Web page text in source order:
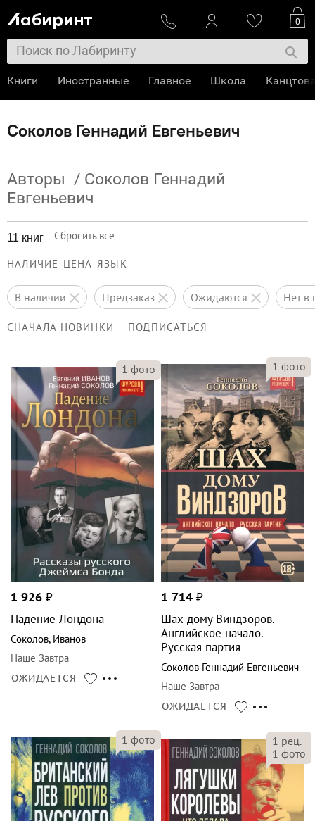
Соколов Геннадий Евгеньевич
Авторы / Соколов Геннадий
Евгеньевич
11 книг Сбросить все
НАЛИЧИЕ ЦЕНА ЯЗЫК
в наличии предзаказ ожидаются нет
СНАЧАЛА НОВИНКИ ПОДПИСАТЬСЯ
1 фото
1 926 ₽
Падение Лондона
Соколов, Иванов
Наше Завтра
ОЖИДАЕТСЯ
1 фото
1 714 ₽
Шах дому Виндзоров.
Английское начало.
Русская партия
Соколов Геннадий Евгеньевич
Наше Завтра
ОЖИДАЕТСЯ
1 фото 1 рец.
1 фото
0
Книги Иностранные Главное Школа